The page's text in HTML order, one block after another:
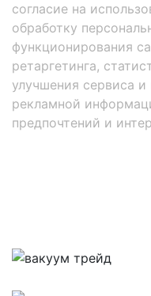
согласие на
обработку
функционирования
ретаргетинга,
улучшения сервиса и
рекламной
предпочтений и